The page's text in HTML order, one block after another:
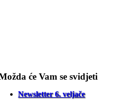
će Vam se svidjeti
Newsletter 6. veljače